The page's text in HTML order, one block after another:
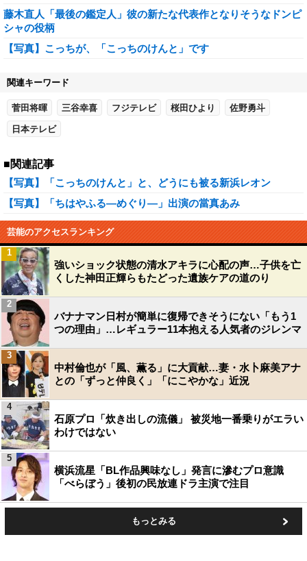
藤木直人「最後の鑑定人」彼の新たな代表作となりそうなドンピ
シャの役柄
【写真】こっちが、「こっちのけんと」です
関連キーワード
菅田将暉 三谷幸喜 フジテレビ 桜田ひより 佐野勇斗
日本テレビ
■関連記事
【写真】「こっちのけんと」と、どうにも被る新浜レオン
【写真】「ちはやふる―めぐり―」出演の當真あみ
芸能のアクセスランキング
強いショック状態の清水アキラに心配の声…子供を亡
くした神田正輝らもたどった遺族ケアの道のり
1
バナナマン日村が簡単に復帰できそうにない「もう1
つの理由」…レギュラー11本抱える人気者のジレンマ
2
中村倫也が「風、薫る」に大貢献…妻・水卜麻美アナ
との「ずっと仲良く」「にこやかな」近況
3
石原プロ「炊き出しの流儀」 被災地一番乗りがエラい
わけではない
4
横浜流星「BL作品興味なし」発言に滲むプロ意識
「べらぼう」後初の民放連ドラ主演で注目
5
もっとみる